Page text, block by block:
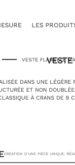
LES
VESTE FLANELLE
DANS UNE
ET NON
À CRANS DE 9
CRÉATION D’UNE PIÈCE UNIQUE,